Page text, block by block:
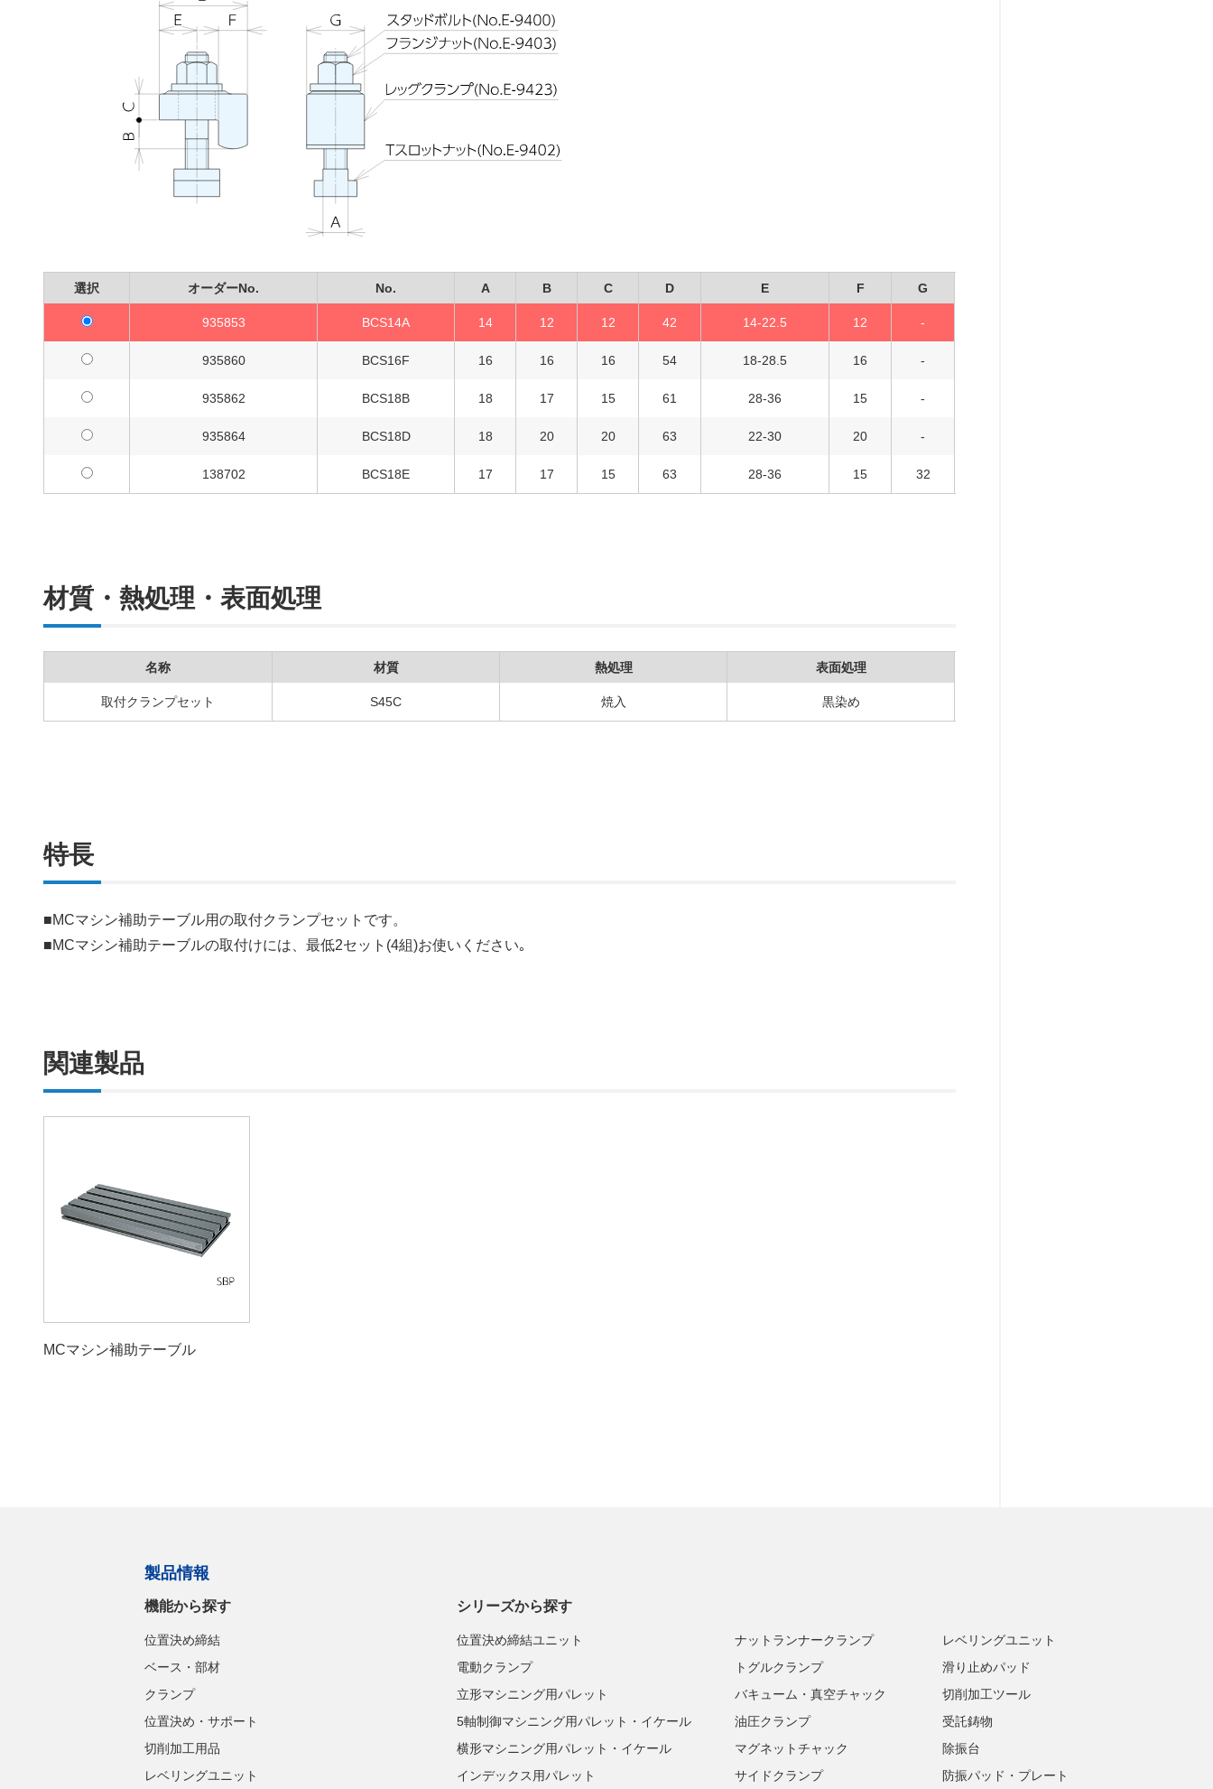
選択 オーダーNo. No. A B C D E F G
935853 BCS14A 14 12 12 42 14-22.5 12 -
935860 BCS16F 16 16 16 54 18-28.5 16 -
935862 BCS18B 18 17 15 61 28-36 15 -
935864 BCS18D 18 20 20 63 22-30 20 -
138702 BCS18E 17 17 15 63 28-36 15 32
材質・熱処理・表面処理
名称 材質 熱処理 表面処理
取付クランプセット S45C 焼入 黒染め
特長
■MCマシン補助テーブル用の取付クランプセットです。
■MCマシン補助テーブルの取付けには、最低2セット(4組)お使いください｡
関連製品
MCマシン補助テーブル
製品情報
機能から探す
位置決め締結
ベース・部材
クランプ
位置決め・サポート
切削加工用品
レベリングユニット
シリーズから探す
位置決め締結ユニット
電動クランプ
立形マシニング用パレット
5軸制御マシニング用パレット・イケール
横形マシニング用パレット・イケール
インデックス用パレット
ナットランナークランプ
トグルクランプ
バキューム・真空チャック
油圧クランプ
マグネットチャック
サイドクランプ
レベリングユニット
滑り止めパッド
切削加工ツール
受託鋳物
除振台
防振パッド・プレート